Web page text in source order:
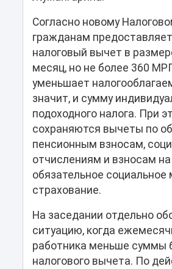
Согласно новому
гражданам
налоговый вычет в
месяц, но не более 360
уменьшает
значит, и сумму
подоходного налога. При
сохраняются вычеты по
пенсионным взносам,
отчислениям и взносам на
обязательное социальное
страхование.
На заседании отдельно
ситуацию, когда
работника меньше суммы
налогового вычета. По